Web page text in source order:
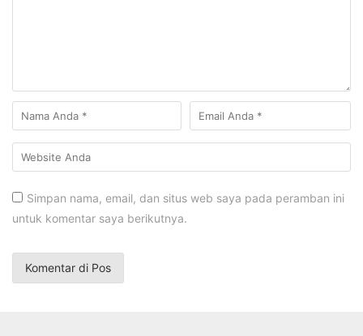
Simpan nama, email, dan situs web saya pada peramban ini
untuk komentar saya berikutnya.